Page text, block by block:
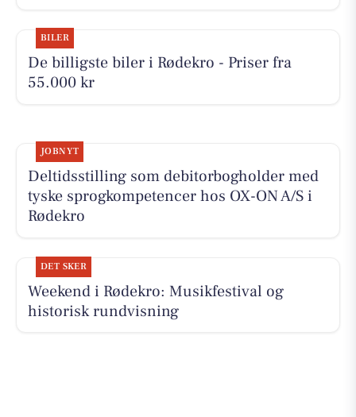
BILER
De billigste biler i Rødekro - Priser fra
55.000 kr
JOBNYT
Deltidsstilling som debitorbogholder med
tyske sprogkompetencer hos OX-ON A/S i
Rødekro
DET SKER
Weekend i Rødekro: Musikfestival og
historisk rundvisning